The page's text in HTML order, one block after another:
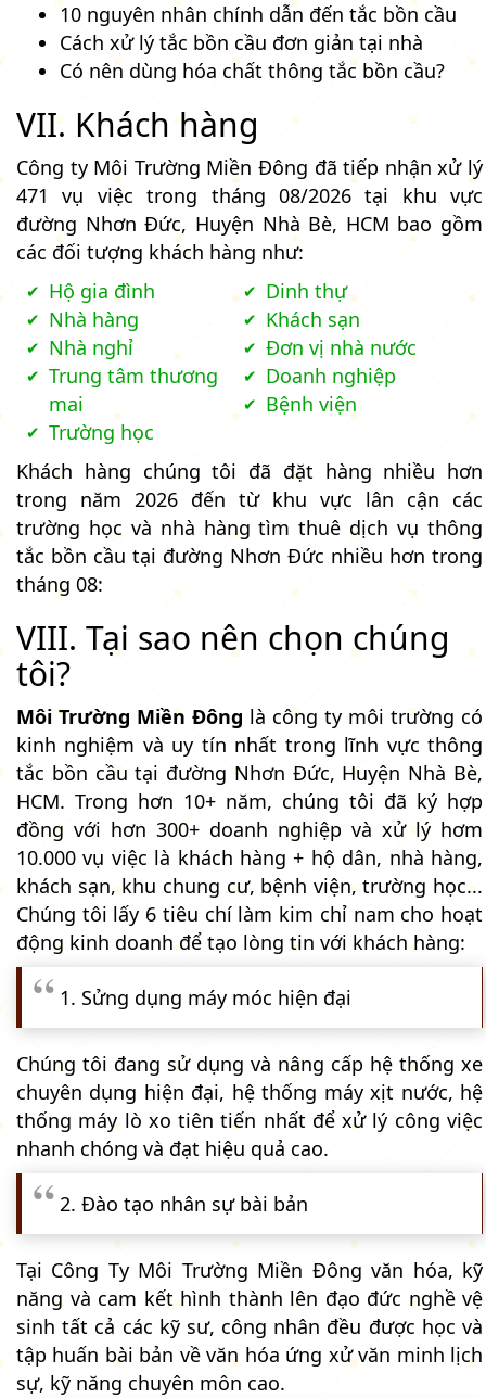
10 nguyên nhân chính dẫn đến tắc bồn cầu
Cách xử lý tắc bồn cầu đơn giản tại nhà
Có nên dùng hóa chất thông tắc bồn cầu?
VII. Khách hàng
Công ty Môi Trường Miền Đông đã tiếp nhận xử lý
471 vụ việc trong tháng 08/2026 tại khu vực
đường Nhơn Đức, Huyện Nhà Bè, HCM bao gồm
các đối tượng khách hàng như:
Hộ gia đình
Dinh thự
Nhà hàng
Khách sạn
Nhà nghỉ
Đơn vị nhà nước
Trung tâm thương
mai
Doanh nghiệp
Bệnh viện
Trường học
Khách hàng chúng tôi đã đặt hàng nhiều hơn
trong năm 2026 đến từ khu vực lân cận các
trường học và nhà hàng tìm thuê dịch vụ thông
tắc bồn cầu tại đường Nhơn Đức nhiều hơn trong
tháng 08:
VIII. Tại sao nên chọn chúng
tôi?
Môi Trường Miền Đông là công ty môi trường có
kinh nghiệm và uy tín nhất trong lĩnh vực thông
tắc bồn cầu tại đường Nhơn Đức, Huyện Nhà Bè,
HCM. Trong hơn 10+ năm, chúng tôi đã ký hợp
đồng với hơn 300+ doanh nghiệp và xử lý hơm
10.000 vụ việc là khách hàng + hộ dân, nhà hàng,
khách sạn, khu chung cư, bệnh viện, trường học...
Chúng tôi lấy 6 tiêu chí làm kim chỉ nam cho hoạt
động kinh doanh để tạo lòng tin với khách hàng:
1. Sửng dụng máy móc hiện đại
Chúng tôi đang sử dụng và nâng cấp hệ thống xe
chuyên dụng hiện đại, hệ thống máy xịt nước, hệ
thống máy lò xo tiên tiến nhất để xử lý công việc
nhanh chóng và đạt hiệu quả cao.
2. Đào tạo nhân sự bài bản
Tại Công Ty Môi Trường Miền Đông văn hóa, kỹ
năng và cam kết hình thành lên đạo đức nghề vệ
sinh tất cả các kỹ sư, công nhân đều được học và
tập huấn bài bản về văn hóa ứng xử văn minh lịch
sự, kỹ năng chuyên môn cao.